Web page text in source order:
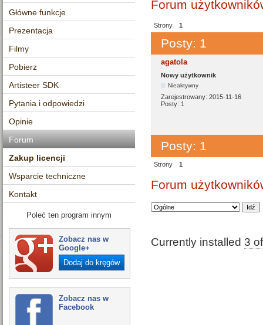
Główne funkcje
Prezentacja
Filmy
Pobierz
Artisteer SDK
Pytania i odpowiedzi
Opinie
Forum
Zakup licencji
Wsparcie techniczne
Kontakt
Poleć ten program innym
Zobacz nas w
Google+
Dodaj do kręgów
Zobacz nas w
Facebook
Forum
Strony 1
Posty: 1
agatola
Nowy użytkownik
Nieaktywny
Zarejestrowany: 2015-11-16
Posty: 1
Posty: 1
Strony 1
Forum
Currently installed 3